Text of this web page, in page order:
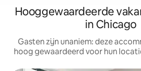
Hooggewaardeerde
in Chicago
Gasten zijn unaniem: deze
hoog gewaardeerd voor hun